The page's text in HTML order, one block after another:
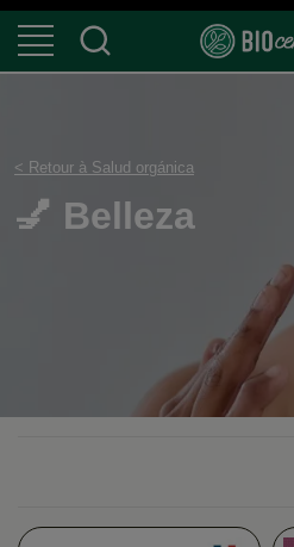
< Retour à Salud orgánica